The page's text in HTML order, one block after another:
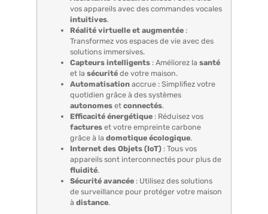
vos appareils avec des commandes vocales
intuitives.
Réalité virtuelle et augmentée :
Transformez vos espaces de vie avec des
solutions immersives.
Capteurs intelligents : Améliorez la santé
et la sécurité de votre maison.
Automatisation accrue : Simplifiez votre
quotidien grâce à des systèmes
autonomes et connectés.
Efficacité énergétique : Réduisez vos
factures et votre empreinte carbone
grâce à la domotique écologique.
Internet des Objets (IoT) : Tous vos
appareils sont interconnectés pour plus de
fluidité.
Sécurité avancée : Utilisez des solutions
de surveillance pour protéger votre maison
à distance.